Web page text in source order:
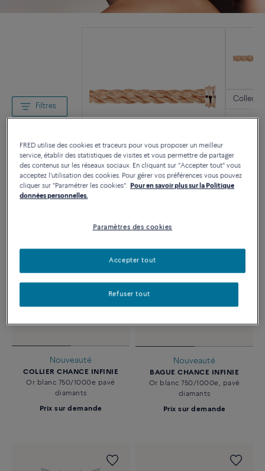
Filtres
Toutes les collections Haute Joaillerie
Nouveauté
COLLIER CHANCE INFINIE
Or blanc 750/1000e pavé
diamants
Prix sur demande
Nouveauté
BAGUE CHANCE INFINIE
Or blanc 750/1000e, pavé
diamants
Prix sur demande
FRED utilise des cookies et traceurs pour vous proposer un meilleur
service, établir des statistiques de visites et vous permettre de partager
des contenus sur les réseaux sociaux. En cliquant sur "Accepter tout" vous
acceptez l'utilisation des cookies. Pour gérer vos préférences vous pouvez
cliquer sur "Paramétrer les cookies". Pour en savoir plus sur la Politique
données personnelles.
Paramètres des cookies
Refuser tout
Accepter tout